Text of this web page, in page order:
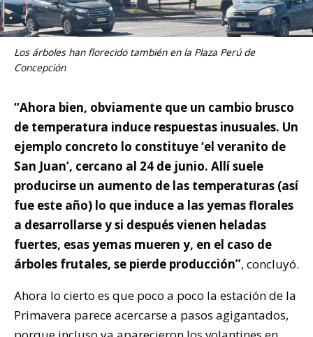
Los árboles han florecido también en la Plaza Perú de
Concepción
“Ahora bien, obviamente que un cambio brusco
de temperatura induce respuestas inusuales. Un
ejemplo concreto lo constituye ‘el veranito de
San Juan’, cercano al 24 de junio. Allí suele
producirse un aumento de las temperaturas (así
fue este año) lo que induce a las yemas florales
a desarrollarse y si después vienen heladas
fuertes, esas yemas mueren y, en el caso de
árboles frutales, se pierde producción”, concluyó.
Ahora lo cierto es que poco a poco la estación de la
Primavera parece acercarse a pasos agigantados,